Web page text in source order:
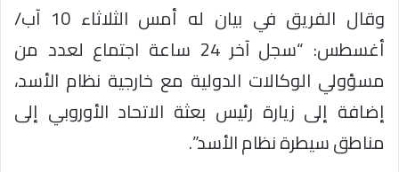
وقال الفريق في بيان له أمس الثلاثاء 10 آب/
أغسطس: “سجل آخر 24 ساعة اجتماع لعدد من
مسؤولي الوكالات الدولية مع خارجية نظام الأسد،
إضافة إلى زيارة رئيس بعثة الاتحاد الأوروبي إلى
مناطق سيطرة نظام الأسد”.